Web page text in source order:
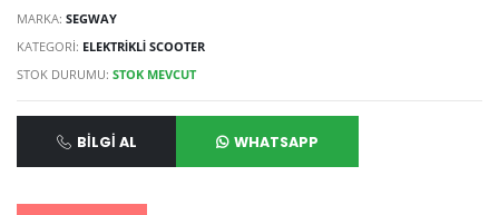
MARKA:SEGWAY
KATEGORİ: ELEKTRIKLI SCOOTER
STOK DURUMU:STOK MEVCUT
BILGI AL WHATSAPP